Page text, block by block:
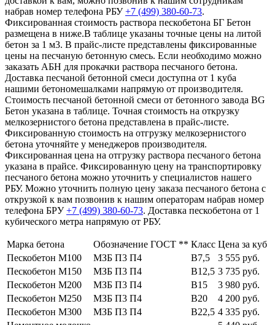
набрав номер телефона РБУ+7 (499) 380-60-73.
Фиксированная стоимость раствора пескобетона БГ Бетон
размещена в ниже.В таблице указаны точные цены на литой
бетон за 1 м3. В прайс-листе представлены фиксированные
цены на песчаную бетонную смесь. Если необходимо можно
заказать АБН для прокачки раствора песчаного бетона.
Доставка песчаной бетонной смеси доступна от 1 куба
нашими бетономешалками напрямую от производителя.
Стоимость песчаной бетонной смеси от бетонного завода BG
Бетон указана в таблице. Точная стоимость на открузку
мелкозернистого бетона представлена в прайс-листе.
Фиксированную стоимость на отгрузку мелкозернистого
бетона уточняйте у менеджеров производителя.
Фиксированная цена на отгрузку раствора песчаного бетона
указана в прайсе. Фиксированную цену на транспортировку
песчаного бетона можно уточнить у специалистов нашего
РБУ. Можно уточнить полную цену заказа песчаного бетона с
открузкой к вам позвонив к нашим операторам набрав номер
телефона БРУ+7 (499) 380-60-73. Доставка пескобетона от 1
кубического метра напрямую от РБУ.
Марка бетона Обозначение ГОСТ ** Класс Цена за куб
Пескобетон М100
МЗБ П3 П4 В7,5
3 555 руб.
Пескобетон М150
МЗБ П3 П4 В12,5 3 735 руб.
Пескобетон М200
МЗБ П3 П4 В15
3 980 руб.
Пескобетон М250
МЗБ П3 П4 В20
4 200 руб.
Пескобетон М300
МЗБ П3 П4 В22,5 4 335 руб.